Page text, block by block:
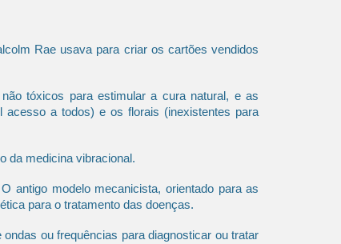
Rae usava para criar os cartões vendidos
tóxicos para estimular a cura natural, e as
acesso a todos) e os florais (inexistentes para
da medicina vibracional.
antigo modelo mecanicista, orientado para as
para o tratamento das doenças.
ou frequências para diagnosticar ou tratar